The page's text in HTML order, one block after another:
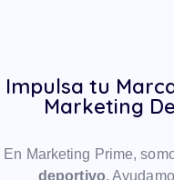
Impulsa tu
Marketing
En Marketing Prime,
deportivo.